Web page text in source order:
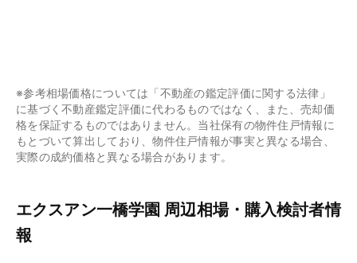
※参考相場価格については「不動産の鑑定評価に関する法律」
に基づく不動産鑑定評価に代わるものではなく、また、売却価
格を保証するものではありません。当社保有の物件住戸情報に
もとづいて算出しており、物件住戸情報が事実と異なる場合、
実際の成約価格と異なる場合があります。
エクスアン一橋学園 周辺相場・購入検討者情
報